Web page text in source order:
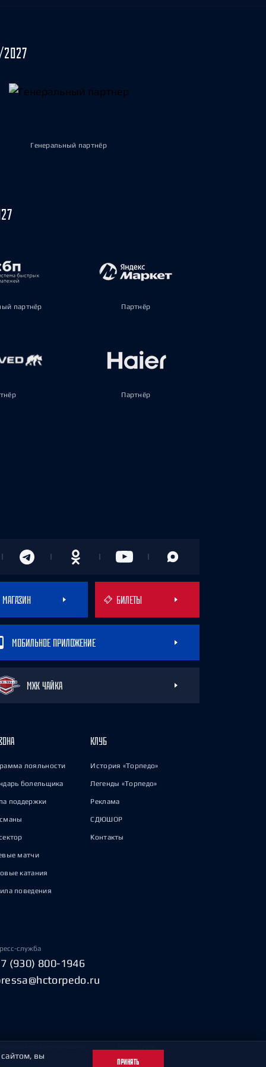
Генеральный партнёр
партнёр Партнёр
Партнёр
МАГАЗИН БИЛЕТЫ
МОБИЛЬНОЕ ПРИЛОЖЕНИЕ
МХК ЧАЙКА
лояльности
болельщика
поддержки
матчи
катания
поведения
КЛУБ
История «Торпедо»
Легенды «Торпедо»
Реклама
СДЮШОР
Контакты
служба
(930) 800-1946
сайтом, вы
ПРИНЯТЬ